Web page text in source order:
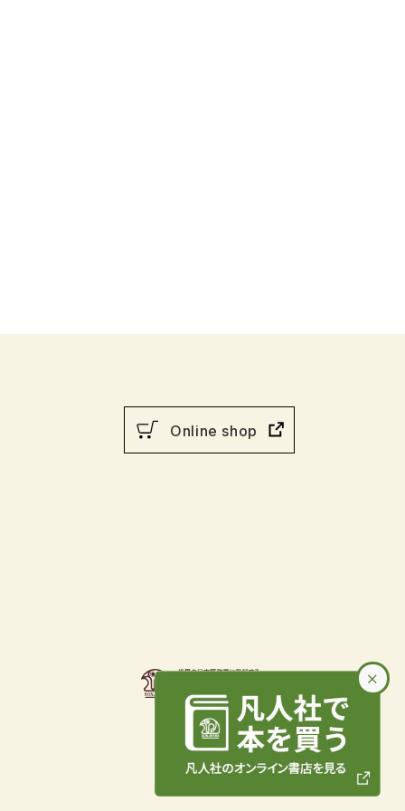
×
Online shop